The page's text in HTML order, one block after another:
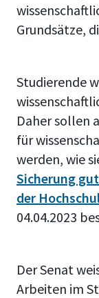
Grundsätze,
Studierende
Daher sollen
für
werden, wie
Sicherung
der
04.04.2023
Der Senat
Arbeiten im